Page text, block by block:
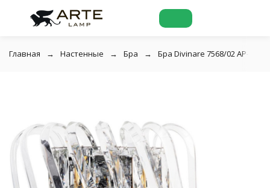
Главная Настенные Бра Бра Divinare 7568/02 AP-2